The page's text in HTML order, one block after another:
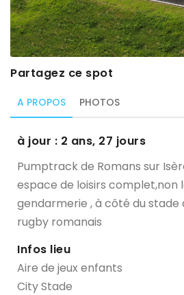
Trial
XC Rando - VTTAE
XCO
Partagez ce spot
A PROPOS PHOTOS
à jour : 2 ans, 27 jours
Pumptrack de Romans sur
espace de loisirs complet,non
gendarmerie , à côté du
rugby romanais
Infos lieu
Aire de jeux enfants
City Stade